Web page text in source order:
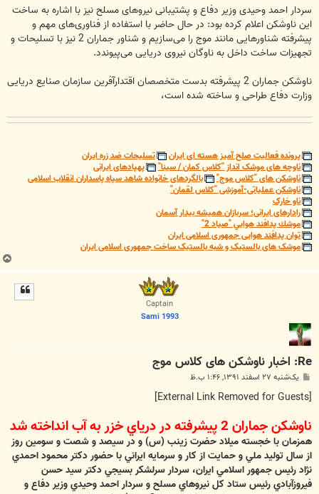
سردار احمد وحیدی وزیر دفاع و پشتیبانی نیروهای مسلح نیز با اشاره به ساخت
این ناوشکن اعلام کرده بود: در حال حاضر با استفاده از فناوری‌های مهم و
پیشرفته شناورهایی مانند موج را می‌سازیم و شناور جماران 2 نیز با تسلیحات و
تجهیزات ساخت داخل به ناوگان نیروی دریایی می‌پیوندد.
ناوشکن جماران 2 پیشرفته بدست متخصصان اقتدارآفرین سازمان صنایع دریایی
وزارت دفاع طراحی و ساخته شده است،
پرونده فعالیت صلح آمیز هسته ای ایران
تسلیحات ضد زره ایران
ناوچه های موشک انداز "کلاس کمان / سینا"
پهپادهای ایرانی
ناوشکن های "کلاس موج"
بالگردهای خانواده شاهد سپاه پاسداران انقلاب اسلامی
ناوشکن عملیاتی-آموزشی "کلاس لقمان"
ناو خارک
رادارهای ایرانی؛ سربازان همیشه بیدار آسمان
موشك پدافند هوايي "صياد 2"
توان پدافند هوایی جمهوری اسلامی ایران
موشک های بالستیک و شبه بالستیک ساخت جمهوری اسلامی ایران
ب
ا
Captain
Sami 1993
Re: اخبار ناوشکن های کلاس موج
پ
ت
یک‌شنبه ۲۷ اسفند ۱۳۹۱, ۱:۴۶ ب.ظ
ناوشكن جماران 2 پيشرفته در درياي خزر به آب انداخته شد
همزمان با خجسته ميلاد حضرت زينب (س) و در سيصد و شصت و سومين روز
از سال توليد ملي و حمايت از كار و سرمايه ايراني با حضور دكتر محمود احمدي
نژاد رئيس جمهور اسلامي ايران، سردار سرلشكر بسيجي دكتر سيد حسن
فيروزآبادي رئيس ستاد كل نيروهاي مسلح و سردار احمد وحيدي وزير دفاع و